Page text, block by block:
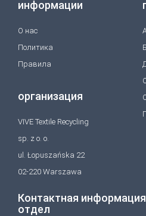
информации
O нас
Политика
Правила
организация
VIVE Textile Recycling
sp. z o. o.
ul. Łopuszańska 22
02-220 Warszawa
Контактная
отдел